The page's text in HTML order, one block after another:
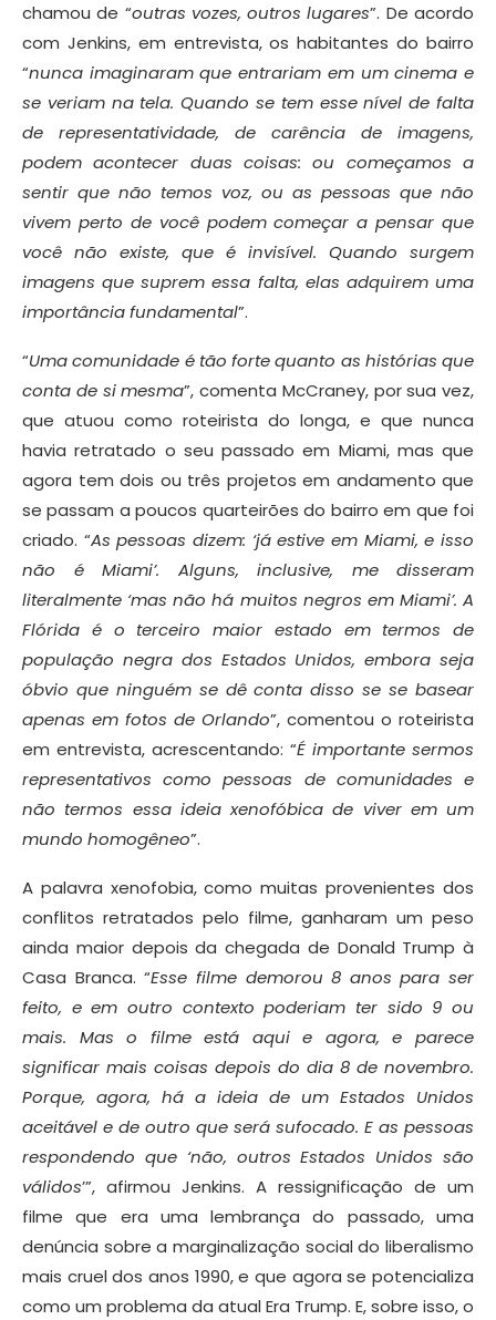
chamou de “outras vozes, outroslugares”. De acordo
com Jenkins, em entrevista, os habitantes do bairro
“nunca imaginaram que entrariam em um cinema e
se veriam na tela. Quando se tem esse nível de falta
de representatividade, de carência de imagens,
podem acontecer duas coisas: ou começamos a
sentir que não temos voz, ou as pessoas que não
vivem perto de você podem começar a pensar que
você não existe, que é invisível. Quando surgem
imagens que suprem essa falta, elas adquirem uma
importância fundamental”.
“Uma comunidade é tão forte quanto as histórias que
conta de si mesma”, comenta McCraney, por sua vez,
que atuou como roteirista do longa, e que nunca
havia retratado o seu passado em Miami, mas que
agora tem dois ou três projetos em andamento que
se passam a poucos quarteirões do bairro em que foi
criado. “As pessoas dizem: ‘já estive em Miami, e isso
não é Miami’. Alguns, inclusive, me disseram
literalmente ‘mas não há muitos negros em Miami’. A
Flórida é o terceiro maior estado em termos de
população negra dos Estados Unidos, embora seja
óbvio que ninguém se dê conta disso se se basear
apenas em fotos de Orlando”, comentou o roteirista
em entrevista, acrescentando: “É importante sermos
representativos como pessoas de comunidades e
não termos essa ideia xenofóbica de viver em um
mundo homogêneo”.
A palavra xenofobia, como muitas provenientes dos
conflitos retratados pelo filme, ganharam um peso
ainda maior depois da chegada de Donald Trump à
Casa Branca. “Esse filme demorou 8 anos para ser
feito, e em outro contexto poderiam ter sido 9 ou
mais. Mas o filme está aqui e agora, e parece
significar mais coisas depois do dia 8 de novembro.
Porque, agora, há a ideia de um Estados Unidos
aceitável e de outro que será sufocado. E as pessoas
respondendo que ‘não, outros Estados Unidos são
válidos’”, afirmou Jenkins. A ressignificação de um
filme que era uma lembrança do passado, uma
denúncia sobre a marginalização social do liberalismo
mais cruel dos anos 1990, e que agora se potencializa
como um problema da atual Era Trump. E, sobre isso, o